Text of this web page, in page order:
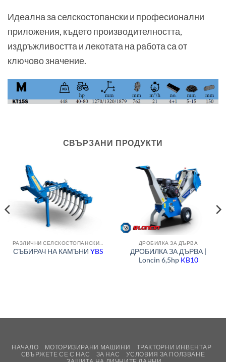
Идеална за селскостопански и професионални
приложения, където производителността,
издръжливостта и лекотата на работа са от
ключово значение.
СВЪРЗАНИ ПРОДУКТИ
СЪБИРАЧ НА КАМЪНИ YBS
ДРОБИЛКА ЗА ДЪРВА
ДРОБИЛКА ЗА ДЪРВА |
Loncin 6,5hp KB10
НАЧАЛО МОТОРИЗИРАНИ МАШИНИ
ТРАКТОРНИ ИНВЕНТАР
СВЪРЖЕТЕ СЕ С НАС
ЗА НАС
УСЛОВИЯ ЗА ПОЛЗВАНЕ